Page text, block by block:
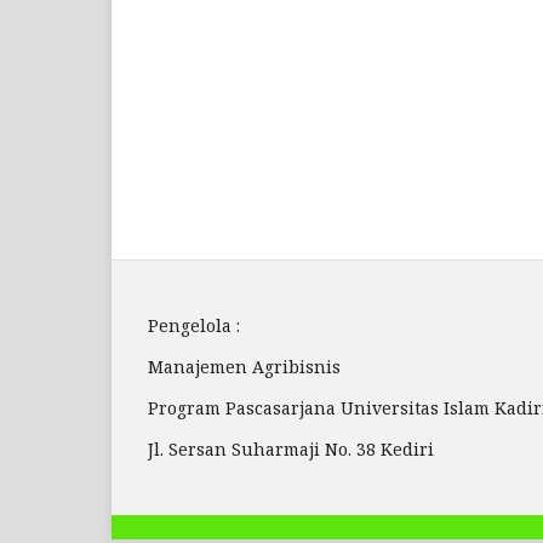
Pengelola :
Manajemen Agribisnis
Program Pascasarjana Universitas Islam
Jl. Sersan Suharmaji No. 38 Kediri